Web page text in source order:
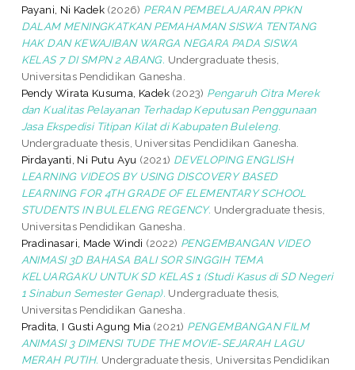
Payani, Ni Kadek (2026) PERAN PEMBELAJARAN PPKN
DALAM MENINGKATKAN PEMAHAMAN SISWA TENTANG
HAK DAN KEWAJIBAN WARGA NEGARA PADA SISWA
KELAS 7 DI SMPN 2 ABANG. Undergraduate thesis,
Universitas Pendidikan Ganesha.
Pendy Wirata Kusuma, Kadek (2023) Pengaruh Citra Merek
dan Kualitas Pelayanan Terhadap Keputusan Penggunaan
Jasa Ekspedisi Titipan Kilat di Kabupaten Buleleng.
Undergraduate thesis, Universitas Pendidikan Ganesha.
Pirdayanti, Ni Putu Ayu (2021) DEVELOPING ENGLISH
LEARNING VIDEOS BY USING DISCOVERY BASED
LEARNING FOR 4TH GRADE OF ELEMENTARY SCHOOL
STUDENTS IN BULELENG REGENCY. Undergraduate thesis,
Universitas Pendidikan Ganesha.
Pradinasari, Made Windi (2022) PENGEMBANGAN VIDEO
ANIMASI 3D BAHASA BALI SOR SINGGIH TEMA
KELUARGAKU UNTUK SD KELAS 1 (Studi Kasus di SD Negeri
1 Sinabun Semester Genap). Undergraduate thesis,
Universitas Pendidikan Ganesha.
Pradita, I Gusti Agung Mia (2021) PENGEMBANGAN FILM
ANIMASI 3 DIMENSI TUDE THE MOVIE-SEJARAH LAGU
MERAH PUTIH. Undergraduate thesis, Universitas Pendidikan